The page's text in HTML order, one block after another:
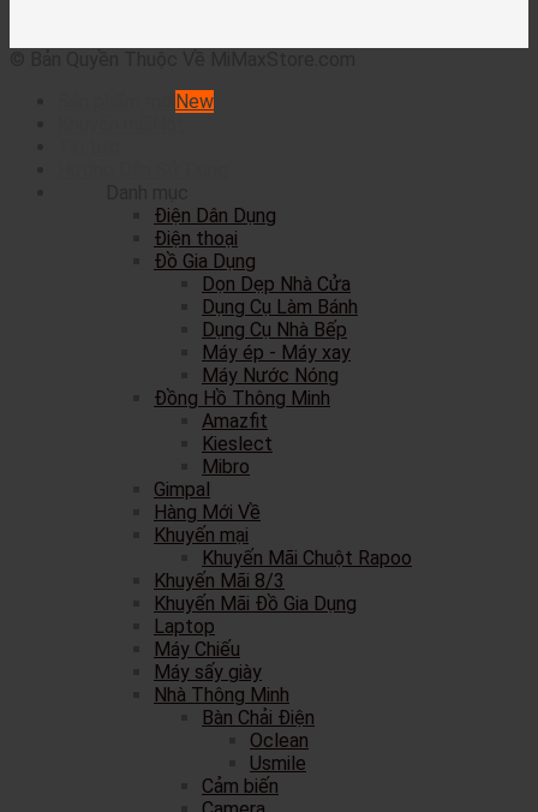
Điện Dân Dụng
Điện thoại
Đồ Gia Dụng
Dọn Dẹp Nhà Cửa
Dụng Cụ Làm Bánh
Dụng Cụ Nhà Bếp
Máy ép - Máy xay
Máy Nước Nóng
Đồng Hồ Thông Minh
Amazfit
Kieslect
Mibro
Gimpal
Hàng Mới Về
Khuyến mại
Khuyến Mãi Chuột Rapoo
Khuyến Mãi 8/3
Khuyến Mãi Đồ Gia Dụng
Laptop
Máy Chiếu
Máy sấy giày
Nhà Thông Minh
Bàn Chải Điện
Oclean
Usmile
Cảm biến